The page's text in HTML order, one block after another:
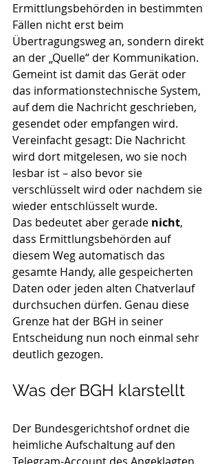
Ermittlungsbehörden in bestimmten
Fällen nicht erst beim
Übertragungsweg an, sondern direkt
an der „Quelle“ der Kommunikation.
Gemeint ist damit das Gerät oder
das informationstechnische System,
auf dem die Nachricht geschrieben,
gesendet oder empfangen wird.
Vereinfacht gesagt: Die Nachricht
wird dort mitgelesen, wo sie noch
lesbar ist – also bevor sie
verschlüsselt wird oder nachdem sie
wieder entschlüsselt wurde.
Das bedeutet aber gerade nicht,
dass Ermittlungsbehörden auf
diesem Weg automatisch das
gesamte Handy, alle gespeicherten
Daten oder jeden alten Chatverlauf
durchsuchen dürfen. Genau diese
Grenze hat der BGH in seiner
Entscheidung nun noch einmal sehr
deutlich gezogen.
Was der BGH klarstellt
Der Bundesgerichtshof ordnet die
heimliche Aufschaltung auf den